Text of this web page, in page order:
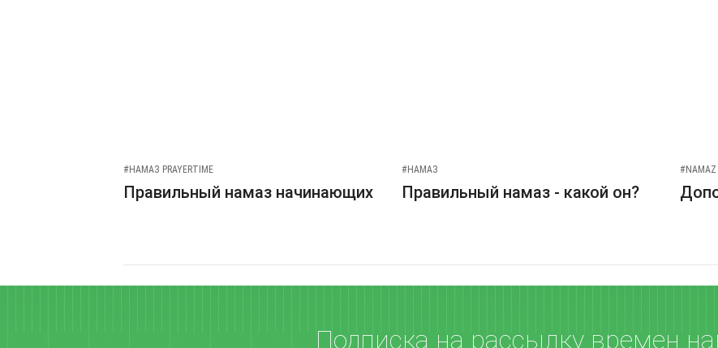
#НАМАЗ PRAYERTIME
Правильный намаз начинающих
#НАМАЗ
Правильный намаз - какой он?
#NAMAZ
Подписка на рассылку времен